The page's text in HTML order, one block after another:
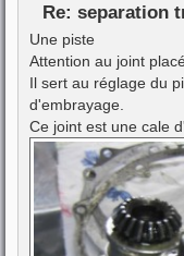
Re: separation
Une piste
Attention au joint
Il sert au réglage du
d'embrayage.
Ce joint est une cale